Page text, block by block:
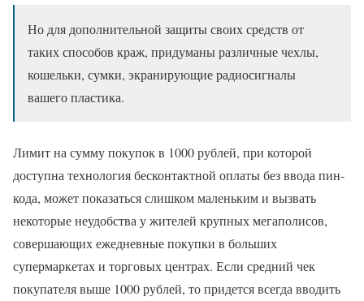
Но для дополнительной защиты своих средств от
таких способов краж, придуманы различные чехлы,
кошельки, сумки, экранирующие радиосигналы
вашего пластика.
Лимит на сумму покупок в 1000 рублей, при которой
доступна технология бесконтактной оплаты без ввода пин-
кода, может показаться слишком маленьким и вызвать
некоторые неудобства у жителей крупных мегаполисов,
совершающих ежедневные покупки в больших
супермаркетах и торговых центрах. Если средний чек
покупателя выше 1000 рублей, то придется всегда вводить